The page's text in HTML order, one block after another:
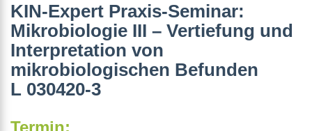
KIN-Expert Praxis-Seminar:
Mikrobiologie III – Vertiefung und
Interpretation von
mikrobiologischen Befunden
L 030420-3